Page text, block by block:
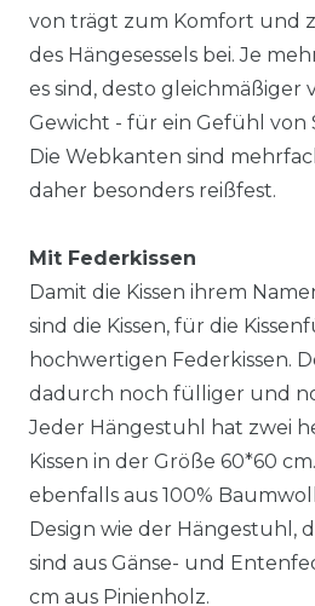
von trägt zum Komfort und
des Hängesessels bei. Je
es sind, desto gleichmäßiger
Gewicht - für ein Gefühl von
Die Webkanten sind
daher besonders reißfest.
Mit Federkissen
Damit die Kissen ihrem
sind die Kissen, für die
hochwertigen Federkissen.
dadurch noch fülliger und
Jeder Hängestuhl hat zwei
Kissen in der Größe 60*60
ebenfalls aus 100%
Design wie der Hängestuhl,
sind aus Gänse- und
cm aus Pinienholz.